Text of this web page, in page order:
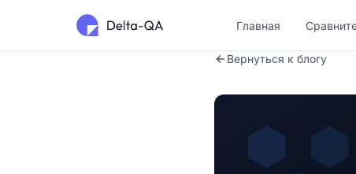
Главная
Вернуться к блогу